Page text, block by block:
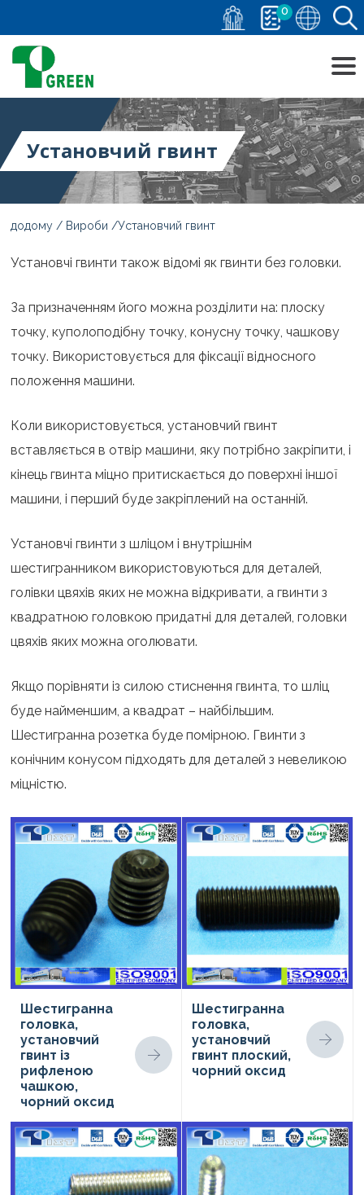
0
Установчий гвинт
додому Вироби Установчий гвинт
Установчі гвинти також відомі як гвинти без головки.
За призначенням його можна розділити на: плоску
точку, куполоподібну точку, конусну точку, чашкову
точку. Використовується для фіксації відносного
положення машини.
Коли використовується, установчий гвинт
вставляється в отвір машини, яку потрібно закріпити, і
кінець гвинта міцно притискається до поверхні іншої
машини, і перший буде закріплений на останній.
Установчі гвинти з шліцом і внутрішнім
шестигранником використовуються для деталей,
голівки цвяхів яких не можна відкривати, а гвинти з
квадратною головкою придатні для деталей, головки
цвяхів яких можна оголювати.
Якщо порівняти із силою стиснення гвинта, то шліц
буде найменшим, а квадрат – найбільшим.
Шестигранна розетка буде помірною. Гвинти з
конічним конусом підходять для деталей з невеликою
міцністю.
Шестигранна
головка,
установчий
гвинт із
рифленою
чашкою,
чорний оксид
Шестигранна
головка,
установчий
гвинт плоский,
чорний оксид